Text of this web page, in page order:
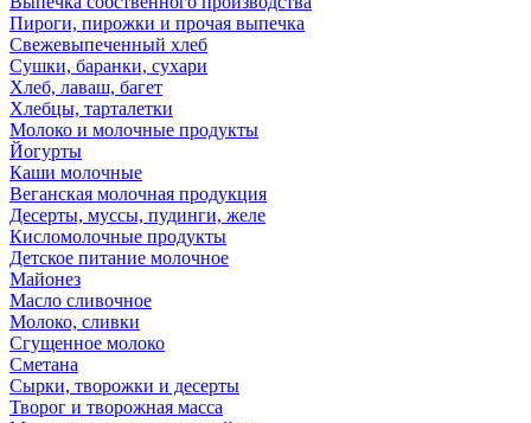
Пироги, пирожки и прочая выпечка
Свежевыпеченный хлеб
Сушки, баранки, сухари
Хлеб, лаваш, багет
Хлебцы, тарталетки
Молоко и молочные продукты
Йогурты
Каши молочные
Веганская молочная продукция
Десерты, муссы, пудинги, желе
Кисломолочные продукты
Детское питание молочное
Майонез
Масло сливочное
Молоко, сливки
Сгущенное молоко
Сметана
Сырки, творожки и десерты
Творог и творожная масса